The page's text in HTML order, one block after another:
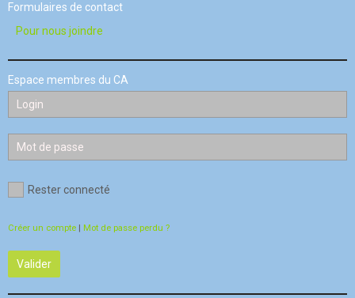
Formulaires de contact
Pour nous joindre
Espace membres du CA
Rester connecté
Créer un compte Mot de passe perdu ?
Valider